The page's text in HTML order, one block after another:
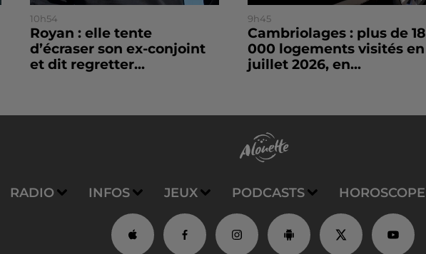
10h54
Royan : elle tente
d’écraser son ex-conjoint
et dit regretter...
9h45
Cambriolages : plus de 18
000 logements visités en
juillet 2026, en...
RADIO INFOS JEUX PODCASTS HOROSCOPE